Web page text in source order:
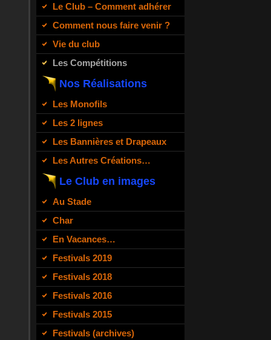
Le Club – Comment adhérer
Comment nous faire venir ?
Vie du club
Les Compétitions
Nos Réalisations
Les Monofils
Les 2 lignes
Les Bannières et Drapeaux
Les Autres Créations…
Le Club en images
Au Stade
Char
En Vacances…
Festivals 2019
Festivals 2018
Festivals 2016
Festivals 2015
Festivals (archives)